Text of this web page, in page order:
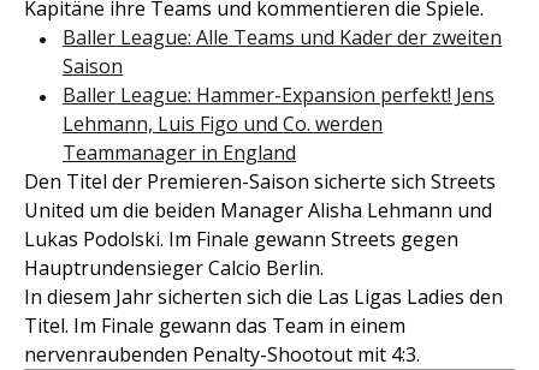
Kapitäne ihre Teams und kommentieren die Spiele.
Baller League: Alle Teams und Kader der zweiten
Saison
Baller League: Hammer-Expansion perfekt! Jens
Lehmann, Luis Figo und Co. werden
Teammanager in England
Den Titel der Premieren-Saison sicherte sich Streets
United um die beiden Manager Alisha Lehmann und
Lukas Podolski. Im Finale gewann Streets gegen
Hauptrundensieger Calcio Berlin.
In diesem Jahr sicherten sich die Las Ligas Ladies den
Titel. Im Finale gewann das Team in einem
nervenraubenden Penalty-Shootout mit 4:3.